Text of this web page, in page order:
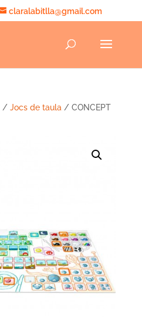
claralabitlla@gmail.com
/ Jocs de taula / CONCEPT